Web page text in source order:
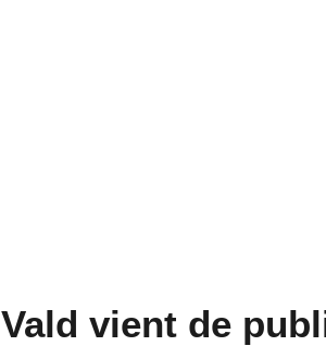
Vald vient de